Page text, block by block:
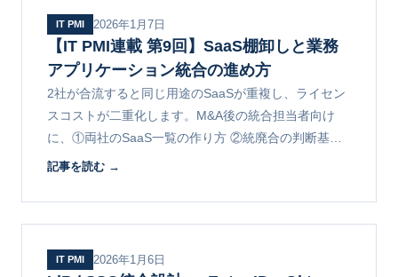
IT PMI 2026年1月7日
【IT PMI連載 第9回】SaaS棚卸しと業務
アプリケーション統合の進め方
2社が合流すると同じ用途のSaaSが重複し、ライセン
スコストが二重化します。M&A後の統合担当者向け
に、①両社のSaaS一覧の作り方 ②統廃合の判断基準
③移行計画とコスト削減効果の可視化を解説します。
記事を読む →
IT PMI 2026年1月6日